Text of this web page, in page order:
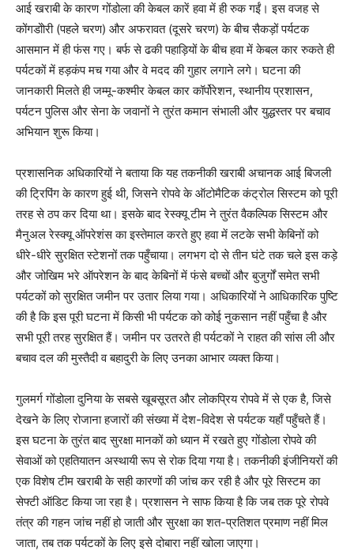
आई खराबी के कारण गोंडोला की केबल कारें हवा में ही रुक गईं। इस वजह से
कोंगडोोरी (पहले चरण) और अफरावत (दूसरे चरण) के बीच सैकड़ों पर्यटक
आसमान में ही फंस गए। बर्फ से ढकी पहाड़ियों के बीच हवा में केबल कार रुकते ही
पर्यटकों में हड़कंप मच गया और वे मदद की गुहार लगाने लगे। घटना की
जानकारी मिलते ही जम्मू-कश्मीर केबल कार कॉर्पोरेशन, स्थानीय प्रशासन,
पर्यटन पुलिस और सेना के जवानों ने तुरंत कमान संभाली और युद्धस्तर पर बचाव
अभियान शुरू किया।
प्रशासनिक अधिकारियों ने बताया कि यह तकनीकी खराबी अचानक आई बिजली
की ट्रिपिंग के कारण हुई थी, जिसने रोपवे के ऑटोमैटिक कंट्रोल सिस्टम को पूरी
तरह से ठप कर दिया था। इसके बाद रेस्क्यू टीम ने तुरंत वैकल्पिक सिस्टम और
मैनुअल रेस्क्यू ऑपरेशंस का इस्तेमाल करते हुए हवा में लटके सभी केबिनों को
धीरे-धीरे सुरक्षित स्टेशनों तक पहुँचाया। लगभग दो से तीन घंटे तक चले इस कड़े
और जोखिम भरे ऑपरेशन के बाद केबिनों में फंसे बच्चों और बुजुर्गों समेत सभी
पर्यटकों को सुरक्षित जमीन पर उतार लिया गया। अधिकारियों ने आधिकारिक पुष्टि
की है कि इस पूरी घटना में किसी भी पर्यटक को कोई नुकसान नहीं पहुँचा है और
सभी पूरी तरह सुरक्षित हैं। जमीन पर उतरते ही पर्यटकों ने राहत की सांस ली और
बचाव दल की मुस्तैदी व बहादुरी के लिए उनका आभार व्यक्त किया।
गुलमर्ग गोंडोला दुनिया के सबसे खूबसूरत और लोकप्रिय रोपवे में से एक है, जिसे
देखने के लिए रोजाना हजारों की संख्या में देश-विदेश से पर्यटक यहाँ पहुँचते हैं।
इस घटना के तुरंत बाद सुरक्षा मानकों को ध्यान में रखते हुए गोंडोला रोपवे की
सेवाओं को एहतियातन अस्थायी रूप से रोक दिया गया है। तकनीकी इंजीनियरों की
एक विशेष टीम खराबी के सही कारणों की जांच कर रही है और पूरे सिस्टम का
सेफ्टी ऑडिट किया जा रहा है। प्रशासन ने साफ किया है कि जब तक पूरे रोपवे
तंत्र की गहन जांच नहीं हो जाती और सुरक्षा का शत-प्रतिशत प्रमाण नहीं मिल
जाता, तब तक पर्यटकों के लिए इसे दोबारा नहीं खोला जाएगा।